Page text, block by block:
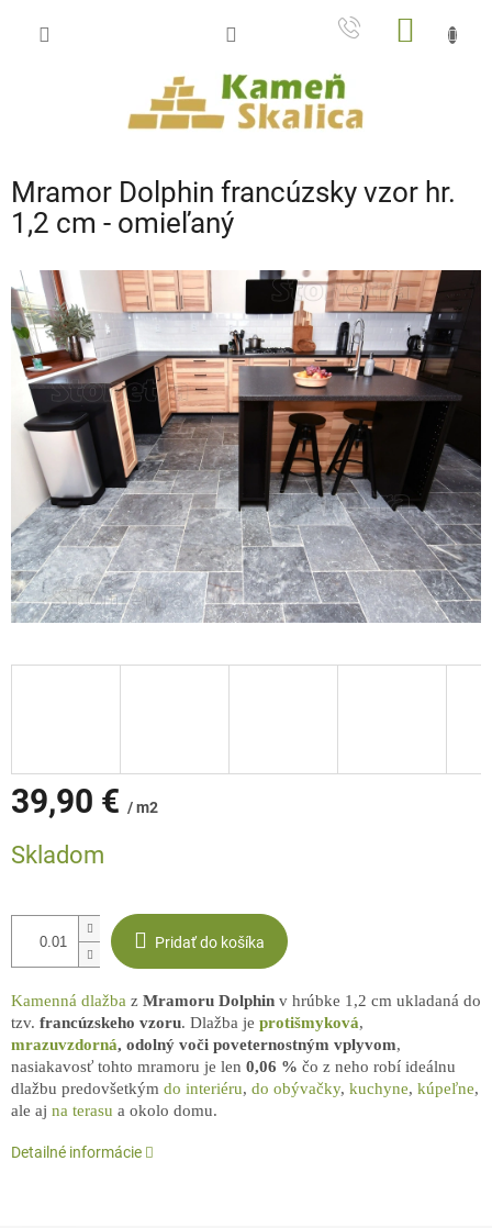
Mramor Dolphin francúzsky vzor hr.
1,2 cm - omieľaný
39,90 € / m2
cena:
Skladom
Pridať do košíka
Kamenná dlažba z Mramoru Dolphin v hrúbke 1,2 cm ukladaná do
tzv. francúzskeho vzoru. Dlažba je protišmyková,
mrazuvzdorná, odolný voči poveternostným vplyvom,
nasiakavosť tohto mramoru je len 0,06 % čo z neho robí ideálnu
dlažbu predovšetkým do interiéru, do obývačky, kuchyne, kúpeľne,
ale aj na terasu a okolo domu.
Detailné informácie